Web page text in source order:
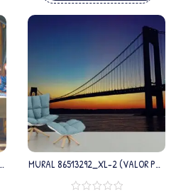
MURAL 86513292_XL-2 (VALOR POR